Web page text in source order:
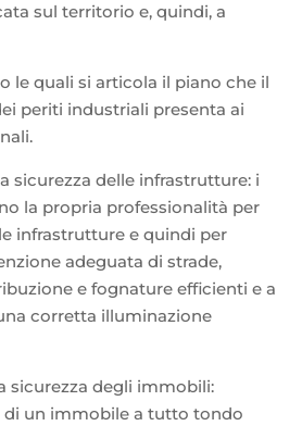
sul territorio e, quindi, a
le quali si articola il piano che il
periti industriali presenta ai
sicurezza delle infrastrutture: i
la propria professionalità per
infrastrutture e quindi per
adeguata di strade,
e fognature efficienti e a
corretta illuminazione
sicurezza degli immobili:
di un immobile a tutto tondo